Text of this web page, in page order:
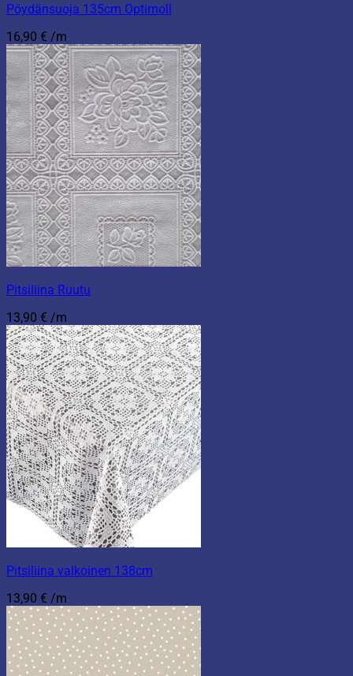
Pöydänsuoja 135cm Optimoll
16,90 € /m
Pitsiliina Ruutu
13,90 € /m
Pitsiliina valkoinen 138cm
13,90 € /m